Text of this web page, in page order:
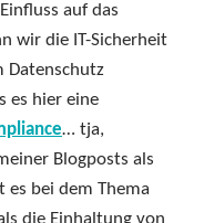
auf das
wir die IT-Sicherheit
Datenschutz
es hier eine
… tja,
Blogposts als
es bei dem Thema
die Einhaltung von